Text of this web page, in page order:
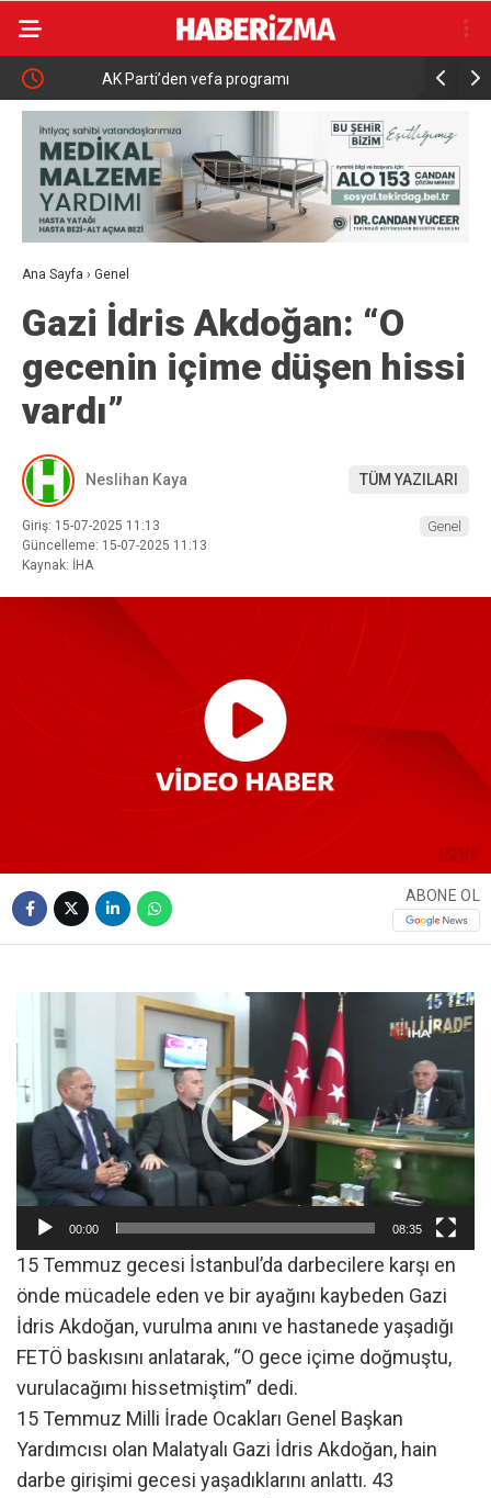
AK Parti’den vefa programı Nilüfer
inceleme
Ana Sayfa › Genel
Gazi İdris Akdoğan: “O
gecenin içime düşen hissi
vardı”
Neslihan Kaya TÜM YAZILARI
Giriş: 15-07-2025 11:13
Güncelleme: 15-07-2025 11:13
Kaynak: İHA
Genel
ABONE OL
oynatıcı
00:00 08:35
15 Temmuz gecesi İstanbul’da darbecilere karşı en
önde mücadele eden ve bir ayağını kaybeden Gazi
İdris Akdoğan, vurulma anını ve hastanede yaşadığı
FETÖ baskısını anlatarak, “O gece içime doğmuştu,
vurulacağımı hissetmiştim” dedi.
15 Temmuz Milli İrade Ocakları Genel Başkan
Yardımcısı olan Malatyalı Gazi İdris Akdoğan, hain
darbe girişimi gecesi yaşadıklarını anlattı. 43